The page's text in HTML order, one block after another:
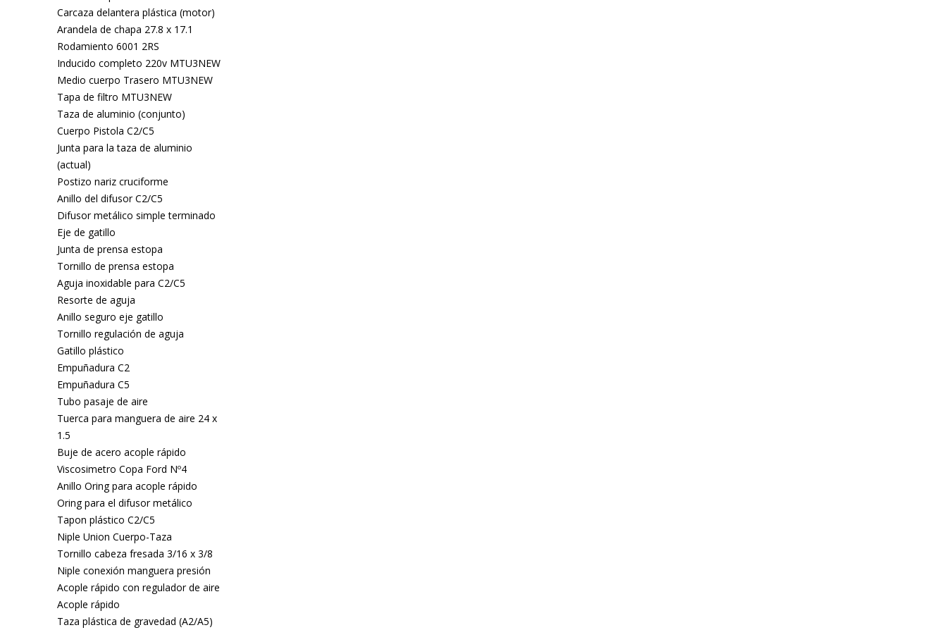
Carcaza delantera plástica (motor)
Arandela de chapa 27.8 x 17.1
Rodamiento 6001 2RS
Inducido completo 220v MTU3NEW
Medio cuerpo Trasero MTU3NEW
Tapa de filtro MTU3NEW
Taza de aluminio (conjunto)
Cuerpo Pistola C2/C5
Junta para la taza de aluminio
(actual)
Postizo nariz cruciforme
Anillo del difusor C2/C5
Difusor metálico simple terminado
Eje de gatillo
Junta de prensa estopa
Tornillo de prensa estopa
Aguja inoxidable para C2/C5
Resorte de aguja
Anillo seguro eje gatillo
Tornillo regulación de aguja
Gatillo plástico
Empuñadura C2
Empuñadura C5
Tubo pasaje de aire
Tuerca para manguera de aire 24 x
1.5
Buje de acero acople rápido
Viscosimetro Copa Ford Nº4
Anillo Oring para acople rápido
Oring para el difusor metálico
Tapon plástico C2/C5
Niple Union Cuerpo-Taza
Tornillo cabeza fresada 3/16 x 3/8
Niple conexión manguera presión
Acople rápido con regulador de aire
Acople rápido
Taza plástica de gravedad (A2/A5)